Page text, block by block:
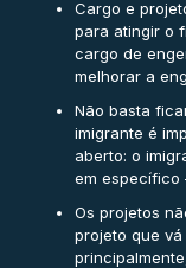
Cargo e
para atingir o
cargo de
melhorar a
Não basta
imigrante é
aberto: o
em específico
Os projetos
projeto que